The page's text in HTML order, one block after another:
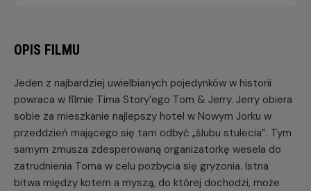
OPIS FILMU
Jeden z najbardziej uwielbianych pojedynków w historii
powraca w filmie Tima Story’ego Tom & Jerry. Jerry obiera
sobie za mieszkanie najlepszy hotel w Nowym Jorku w
przeddzień mającego się tam odbyć „ślubu stulecia”. Tym
samym zmusza zdesperowaną organizatorkę wesela do
zatrudnienia Toma w celu pozbycia się gryzonia. Istna
bitwa między kotem a myszą, do której dochodzi, może